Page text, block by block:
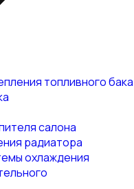
топливного бака
салона
радиатора
охлаждения